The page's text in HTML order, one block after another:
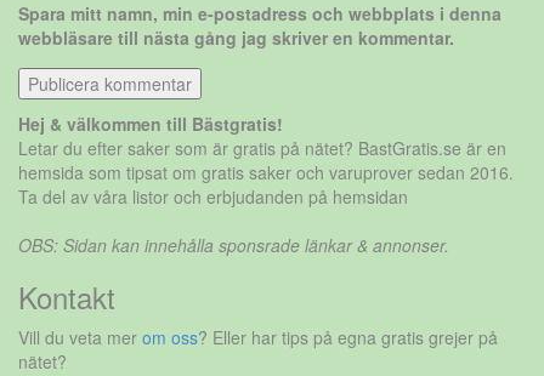
Spara mitt namn, min e-postadress och webbplats i denna
webbläsare till nästa gång jag skriver en kommentar.
Hej & välkommen till Bästgratis!
Letar du efter saker som är gratis på nätet? BastGratis.se är en
hemsida som tipsat om gratis saker och varuprover sedan 2016.
Ta del av våra listor och erbjudanden på hemsidan
OBS: Sidan kan innehålla sponsrade länkar & annonser.
Kontakt
Vill du veta mer om oss? Eller har tips på egna gratis grejer på
nätet?